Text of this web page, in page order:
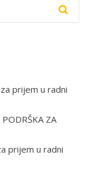
prijem u radni
PODRŠKA ZA
prijem u radni